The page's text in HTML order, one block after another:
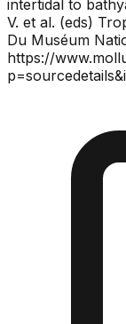
intertidal to
V. et al. (eds)
Du Muséum
https://